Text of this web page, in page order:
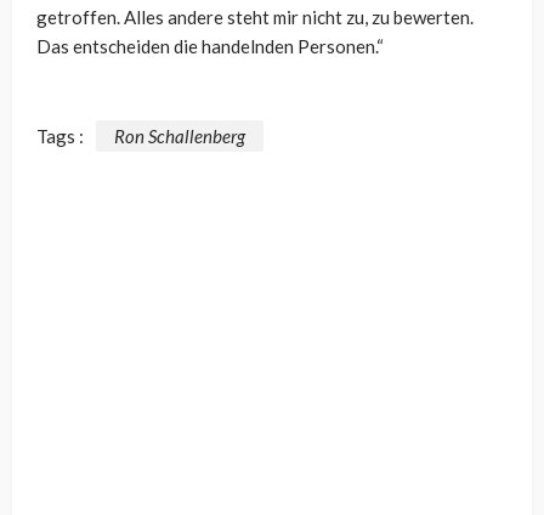
getroffen. Alles andere steht mir nicht zu, zu bewerten.
Das entscheiden die handelnden Personen.“
Tags : Ron Schallenberg